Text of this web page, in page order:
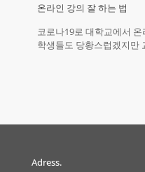
온라인 강의 잘 하는 법
코로나19로 대학교에서
학생들도 당황스럽겠지만
Adress.